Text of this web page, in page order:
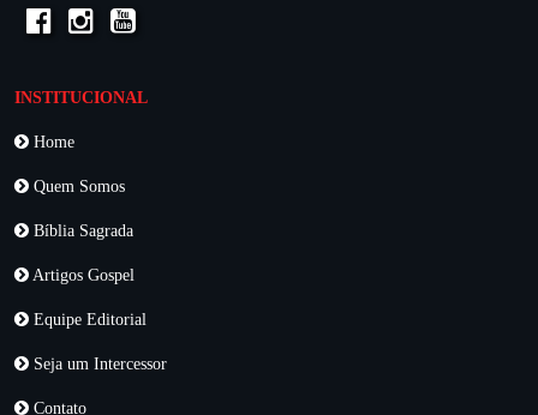
INSTITUCIONAL
Home
Quem Somos
Bíblia Sagrada
Artigos Gospel
Equipe Editorial
Seja um Intercessor
Contato